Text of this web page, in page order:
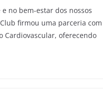
no bem-estar dos nossos
firmou uma parceria com
Cardiovascular, oferecendo